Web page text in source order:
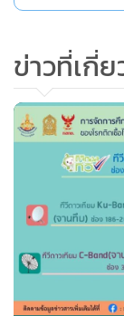
ข่าวที่เกี่